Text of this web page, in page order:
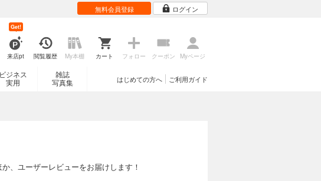
無料会員登録 ログイン
来店pt
Get!
閲覧履歴 My本棚 カート フォロー クーポン Myページ
ビジネス
実用
雑誌
写真集
ご利用ガイド
はじめての方へ
か、ユーザーレビューをお届けします！